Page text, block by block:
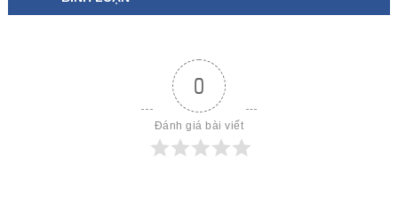
0
Đánh giá bài viết